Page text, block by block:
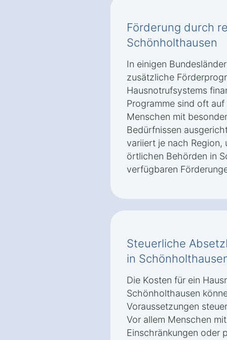
Förderung durch
Schönholthausen
In einigen
zusätzliche
Hausnotrufsystems
Programme sind oft
Menschen mit
Bedürfnissen
variiert je nach
örtlichen Behörden in
verfügbaren
Steuerliche
in
Die Kosten für ein
Schönholthausen
Voraussetzungen
Vor allem Menschen
Einschränkungen oder